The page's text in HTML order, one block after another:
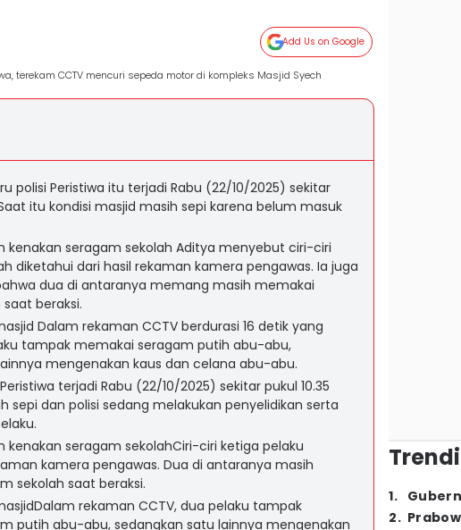
Add Us on Google
terekam CCTV mencuri sepeda motor di kompleks Masjid Syech
polisi Peristiwa itu terjadi Rabu (22/10/2025) sekitar
itu kondisi masjid masih sepi karena belum masuk
kenakan seragam sekolah Aditya menyebut ciri-ciri
diketahui dari hasil rekaman kamera pengawas. Ia juga
dua di antaranya memang masih memakai
beraksi.
Dalam rekaman CCTV berdurasi 16 detik yang
tampak memakai seragam putih abu-abu,
mengenakan kaus dan celana abu-abu.
terjadi Rabu (22/10/2025) sekitar pukul 10.35
sepi dan polisi sedang melakukan penyelidikan serta
kenakan seragam sekolahCiri-ciri ketiga pelaku
kamera pengawas. Dua di antaranya masih
sekolah saat beraksi.
rekaman CCTV, dua pelaku tampak
putih abu-abu, sedangkan satu lainnya mengenakan
1.
2.